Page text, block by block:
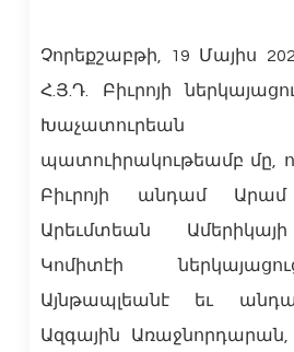
Չորեքշաբթի, 19 Մայիս
Հ.Յ.Դ. Բիւրոյի
պատուիրակութեամբ մը,
Բիւրոյի անդամ Արամ
Արեւմտեան
Կոմիտէի
Այնթապլեանէ եւ
Ազգային Առաջնորդարան,